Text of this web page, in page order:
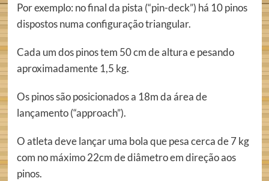
Por exemplo: no final da pista (“pin-deck”) há 10 pinos
dispostos numa configuração triangular.
Cada um dos pinos tem 50 cm de altura e pesando
aproximadamente 1,5 kg.
Os pinos são posicionados a 18m da área de
lançamento (“approach”).
O atleta deve lançar uma bola que pesa cerca de 7 kg
com no máximo 22cm de diâmetro em direção aos
pinos.